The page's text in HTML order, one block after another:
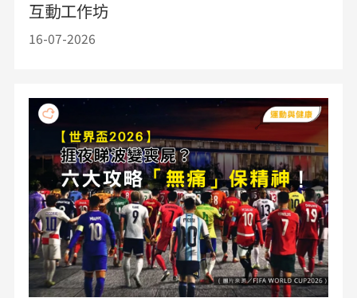
互動工作坊
16-07-2026